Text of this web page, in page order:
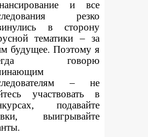
и все
резко
в сторону
тематики – за
будущее. Поэтому я
говорю
– не
участвовать в
подавайте
выигрывайте